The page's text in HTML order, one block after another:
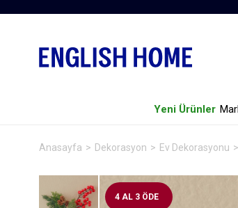
Yeni Ürünler
Anasayfa Dekorasyon Ev Dekorasyonu
4 AL 3 ÖDE